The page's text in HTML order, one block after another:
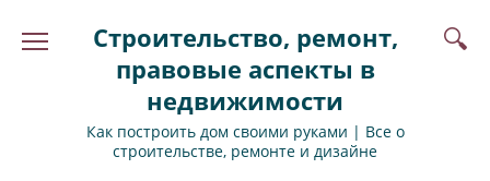
Строительство, ремонт,
правовые аспекты в
недвижимости
Как построить дом своими руками | Все о
строительстве, ремонте и дизайне